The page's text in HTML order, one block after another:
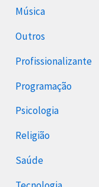
Música
Outros
Profissionalizante
Programação
Psicologia
Religião
Saúde